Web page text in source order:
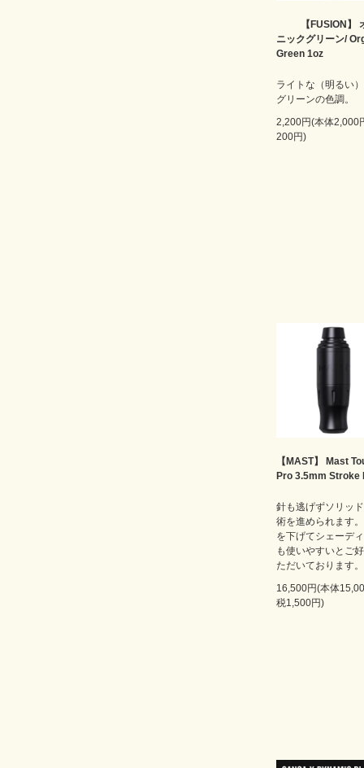
【FUSION】
ニックグリーン/
Green 1oz
ライトな（明るい
グリーンの色調。
2,200円(本体2,000
200円)
【MAST】 Mast
Pro 3.5mm Stroke
針も逃げずソリッ
術を進められます
を下げてシェーデ
も使いやすいとご
ただいております。
16,500円(本体
税1,500円)